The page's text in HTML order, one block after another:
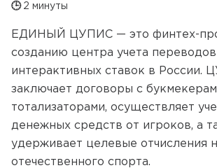
🕒 2 минуты
ЕДИНЫЙ ЦУПИС — это финтех-
созданию центра учета переводов
интерактивных ставок в России.
заключает договоры с
тотализаторами, осуществляет
денежных средств от игроков, а
удерживает целевые отчисления
отечественного спорта.